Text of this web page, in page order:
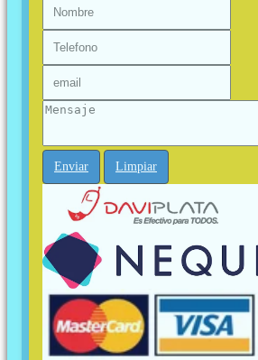
Enviar Limpiar